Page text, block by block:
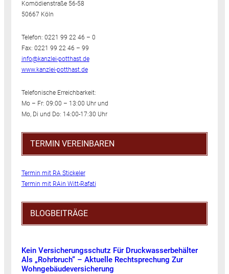
Komödienstraße 56-58
50667 Köln
Telefon: 0221 99 22 46 – 0
Fax: 0221 99 22 46 – 99
info@kanzlei-potthast.de
www.kanzlei-potthast.de
Telefonische Erreichbarkeit:
Mo – Fr: 09:00 – 13:00 Uhr und
Mo, Di und Do: 14:00-17:30 Uhr
TERMIN VEREINBAREN
Termin mit RA Stickeler
Termin mit RAin Witt-Rafati
BLOGBEITRÄGE
Kein Versicherungsschutz Für Druckwasserbehälter
Als „Rohrbruch“ – Aktuelle Rechtsprechung Zur
Wohngebäudeversicherung